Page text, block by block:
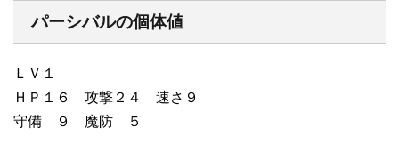
パーシバルの個体値
ＬＶ１
ＨＰ１６ 攻撃２４ 速さ９
守備 ９ 魔防 ５